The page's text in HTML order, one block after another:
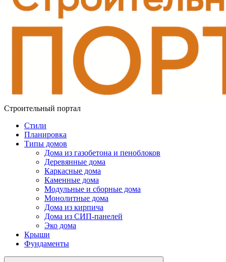
Строительный портал
Стили
Планировка
Типы домов
Дома из газобетона и пеноблоков
Деревянные дома
Каркасные дома
Каменные дома
Модульные и сборные дома
Монолитные дома
Дома из кирпича
Дома из СИП-панелей
Эко дома
Крыши
Фундаменты